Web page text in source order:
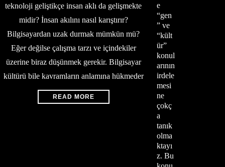
teknoloji geliştikçe insan aklı da gelişmekte
midir? İnsan akılını nasıl karıştırır?
Bilgisayardan uzak durmak mümkün mü?
Eğer değilse çalışma tarzı ve içindekiler
üzerine biraz düşünmek gerekir. Bilgisayar
kültürü bile kavramların anlamına hükmeder
READ MORE
e
“gen
” ve
“kült
ür”
konul
arının
irdele
mesi
ne
çokç
a
tanık
olma
ktayı
z. Bu